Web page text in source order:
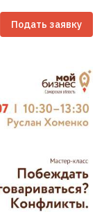
Подать заявку